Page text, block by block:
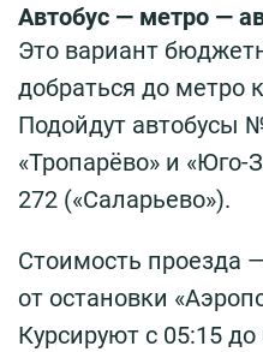
Автобус — метро —
Это вариант
добраться до метро
Подойдут автобусы
«Тропарёво» и
272 («Саларьево»).
Стоимость проезда
от остановки
Курсируют с 05:15 до